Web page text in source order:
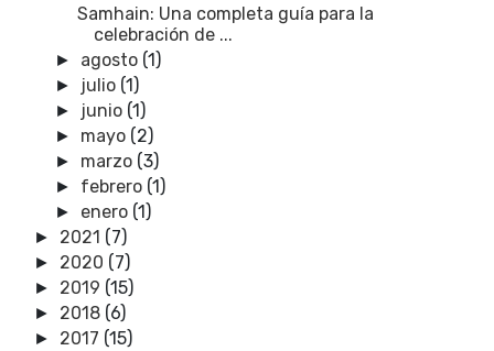
Samhain: Una completa guía para la
celebración de ...
► agosto (1)
► julio (1)
► junio (1)
► mayo (2)
► marzo (3)
► febrero (1)
► enero (1)
► 2021 (7)
► 2020 (7)
► 2019 (15)
► 2018 (6)
► 2017 (15)